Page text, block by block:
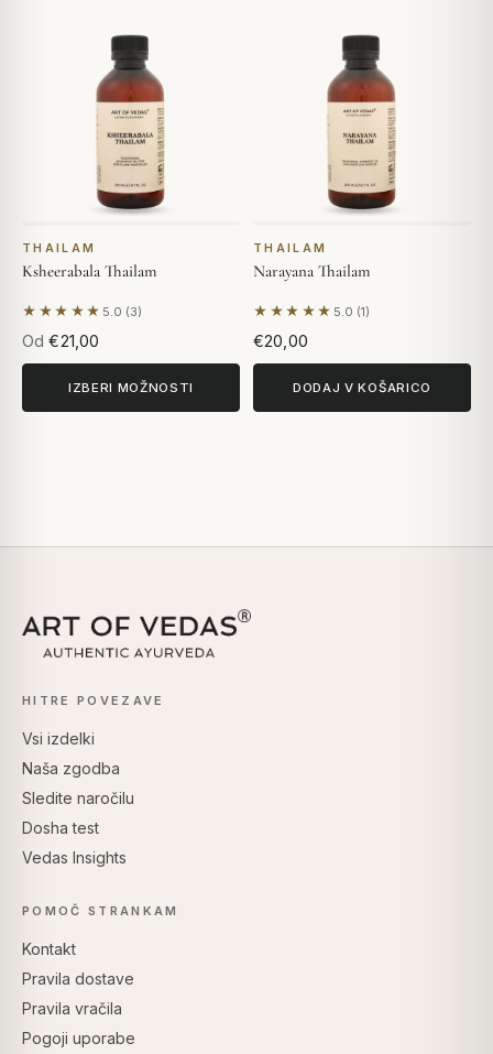
THAILAM
Ksheerabala Thailam
★★★★★ 5.0 (3)
Na podlagi 3 mnenj
Od €21,00
IZBERI MOŽNOSTI
THAILAM
Narayana Thailam
★★★★★ 5.0 (1)
Na podlagi 1 mnenja
€20,00
DODAJ V KOŠARICO
HITRE POVEZAVE
Vsi izdelki
Naša zgodba
Sledite naročilu
Dosha test
Vedas Insights
POMOČ STRANKAM
Kontakt
Pravila dostave
Pravila vračila
Pogoji uporabe